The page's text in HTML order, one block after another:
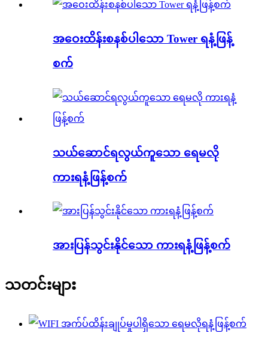
အဝေးထိန်းစနစ်ပါသော Tower ရနံ့ဖြန့်
စက်
သယ်ဆောင်ရလွယ်ကူသော ရေမလို
ကားရနံ့ဖြန့်စက်
အားပြန်သွင်းနိုင်သော ကားရနံ့ဖြန့်စက်
သတင်းများ